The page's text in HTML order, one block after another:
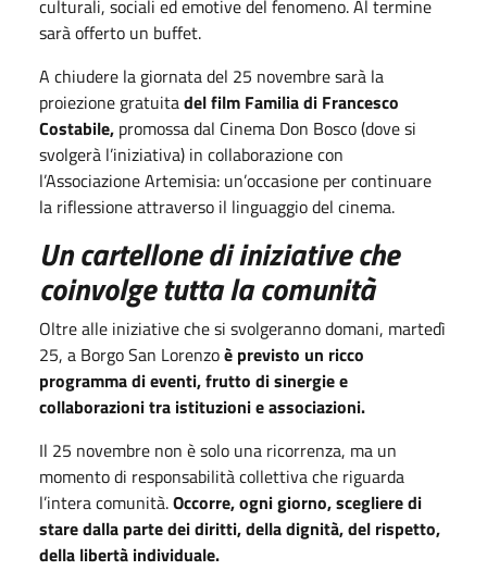
culturali, sociali ed emotive del fenomeno. Al termine
sarà offerto un buffet.
A chiudere la giornata del 25 novembre sarà la
proiezione gratuitadel film Familia di Francesco
Costabile, promossa dal Cinema Don Bosco (dove si
svolgerà l’iniziativa) in collaborazione con
l’Associazione Artemisia: un’occasione per continuare
la riflessione attraverso il linguaggio del cinema.
Un cartellone di iniziative che
coinvolge tutta la comunità
Oltre alle iniziative che si svolgeranno domani, martedì
25, a Borgo San Lorenzoè previsto un ricco
programma di eventi, frutto di sinergie e
collaborazioni tra istituzioni e associazioni.
Il 25 novembre non è solo una ricorrenza, ma un
momento di responsabilità collettiva che riguarda
l’intera comunità.Occorre, ogni giorno, scegliere di
stare dalla parte dei diritti, della dignità, del rispetto,
della libertà individuale.